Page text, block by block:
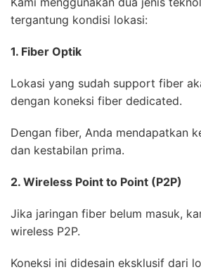
tergantung kondisi lokasi:
1. Fiber Optik
Lokasi yang sudah support fiber
dengan koneksi fiber dedicated.
Dengan fiber, Anda mendapatkan
dan kestabilan prima.
2. Wireless Point to Point (P2P)
Jika jaringan fiber belum masuk,
wireless P2P.
Koneksi ini didesain eksklusif dari